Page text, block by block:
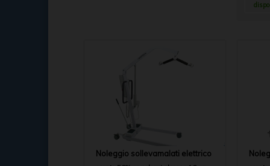
Noleggio sollevamalati elettrico